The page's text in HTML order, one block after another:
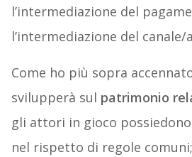
l’intermediazione del
l’intermediazione del canale/
Come ho più sopra
svilupperà sul patrimonio
gli attori in gioco
nel rispetto di regole